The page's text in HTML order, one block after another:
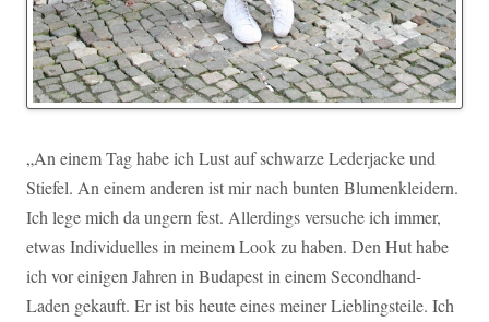
„An einem Tag habe ich Lust auf schwarze Lederjacke und
Stiefel. An einem anderen ist mir nach bunten Blumenkleidern.
Ich lege mich da ungern fest. Allerdings versuche ich immer,
etwas Individuelles in meinem Look zu haben. Den Hut habe
ich vor einigen Jahren in Budapest in einem Secondhand-
Laden gekauft. Er ist bis heute eines meiner Lieblingsteile. Ich